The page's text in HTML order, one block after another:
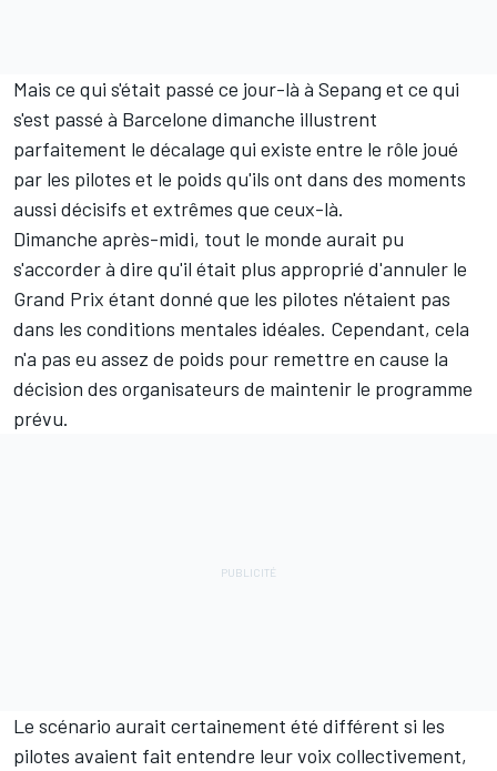
Mais ce qui s'était passé ce jour-là à Sepang et ce qui
s'est passé à Barcelone dimanche illustrent
parfaitement le décalage qui existe entre le rôle joué
par les pilotes et le poids qu'ils ont dans des moments
aussi décisifs et extrêmes que ceux-là.
Dimanche après-midi, tout le monde aurait pu
s'accorder à dire qu'il était plus approprié d'annuler le
Grand Prix étant donné que les pilotes n'étaient pas
dans les conditions mentales idéales. Cependant, cela
n'a pas eu assez de poids pour remettre en cause la
décision des organisateurs de maintenir le programme
prévu.
Le scénario aurait certainement été différent si les
pilotes avaient fait entendre leur voix collectivement,